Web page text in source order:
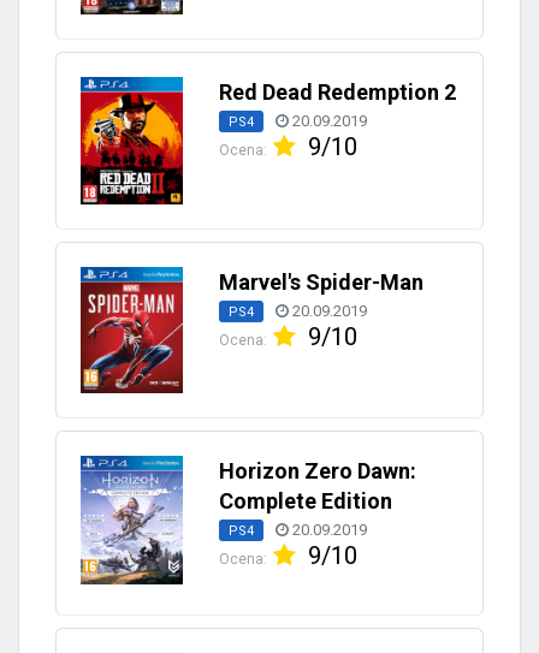
Red Dead Redemption 2
PS4 20.09.2019
Ocena: 9/10
Marvel's Spider-Man
PS4 20.09.2019
Ocena: 9/10
Horizon Zero Dawn:
Complete Edition
PS4 20.09.2019
Ocena: 9/10